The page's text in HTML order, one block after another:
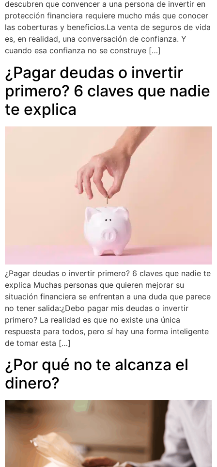
descubren que convencer a una persona de invertir en
protección financiera requiere mucho más que conocer
las coberturas y beneficios.La venta de seguros de vida
es, en realidad, una conversación de confianza. Y
cuando esa confianza no se construye […]
¿Pagar deudas o invertir
primero? 6 claves que nadie
te explica
¿Pagar deudas o invertir primero? 6 claves que nadie te
explica Muchas personas que quieren mejorar su
situación financiera se enfrentan a una duda que parece
no tener salida:¿Debo pagar mis deudas o invertir
primero? La realidad es que no existe una única
respuesta para todos, pero sí hay una forma inteligente
de tomar esta […]
¿Por qué no te alcanza el
dinero?